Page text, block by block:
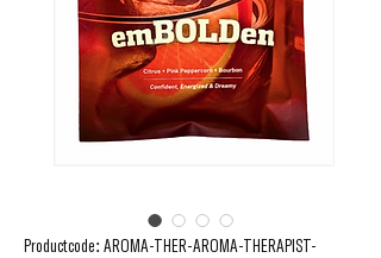
Productcode: AROMA-THER-AROMA-THERAPIST-